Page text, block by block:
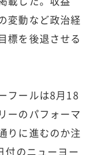
変動など政治経
標を後退させる
フールは8月18
ーのパフォーマ
りに進むのか注
付のニューヨー